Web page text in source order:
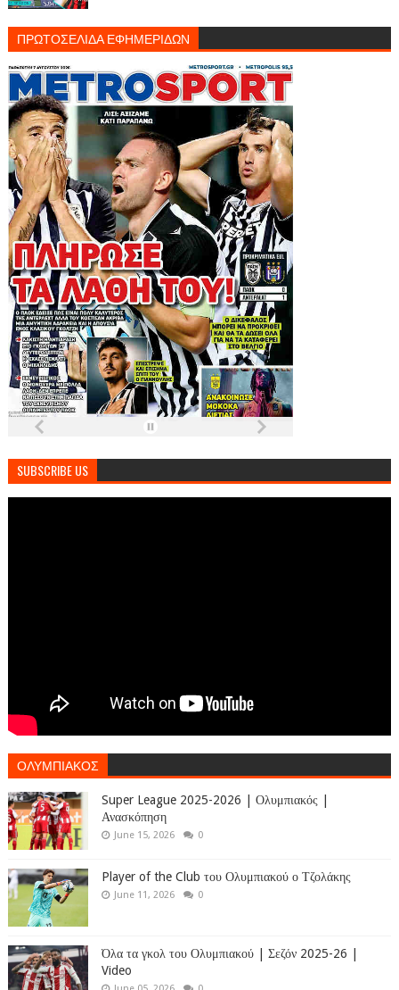
ΠΡΩΤΟΣΕΛΙΔΑ ΕΦΗΜΕΡΙΔΩΝ
SUBSCRIBE US
ΟΛΥΜΠΙΑΚΟΣ
Super League 2025-2026 | Ολυμπιακός |
Ανασκόπηση
June 15, 2026 0
Player of the Club του Ολυμπιακού ο Τζολάκης
June 11, 2026 0
Όλα τα γκολ του Ολυμπιακού | Σεζόν 2025-26 |
Video